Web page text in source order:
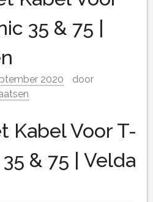
35 & 75 |
2020
door
Kabel Voor T-
& 75 | Velda